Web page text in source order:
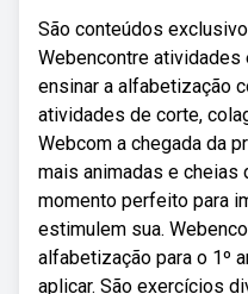
São conteúdos
Webencontre atividades
ensinar a alfabetização
atividades de corte,
Webcom a chegada da
mais animadas e cheias
momento perfeito para
estimulem sua.
alfabetização para o 1º
aplicar. São exercícios